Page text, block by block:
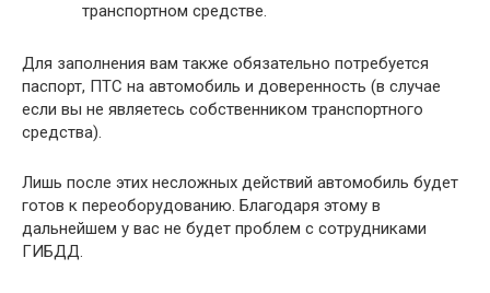
транспортном средстве.
Для заполнения вам также обязательно потребуется
паспорт, ПТС на автомобиль и доверенность (в случае
если вы не являетесь собственником транспортного
средства).
Лишь после этих несложных действий автомобиль будет
готов к переоборудованию. Благодаря этому в
дальнейшем у вас не будет проблем с сотрудниками
ГИБДД.